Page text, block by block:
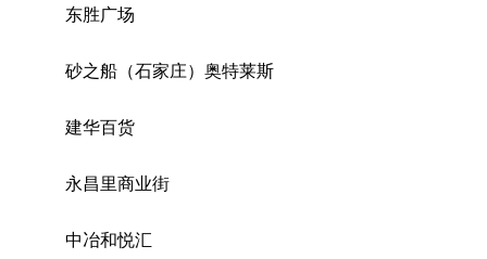
东胜广场
砂之船（石家庄）奥特莱斯
建华百货
永昌里商业街
中冶和悦汇